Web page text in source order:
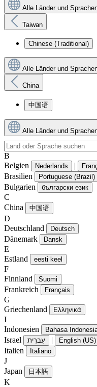
Alle Länder und
Taiwan
Chinese (Traditional)
Alle Länder und
China
中国语
Alle Länder und
B
Belgien
Nederlands |
Brasilien Portuguese (Brazil)
Bulgarien български език
C
China
中国语
D
Deutschland
Deutsch
Dänemark Dansk
E
Estland
eesti keel
F
Finnland
Suomi
Frankreich Français
G
Griechenland
Ελληνικά
I
Indonesien
Bahasa
Israel עִברִית | English (US)
Italien Italiano
J
Japan
日本語
K